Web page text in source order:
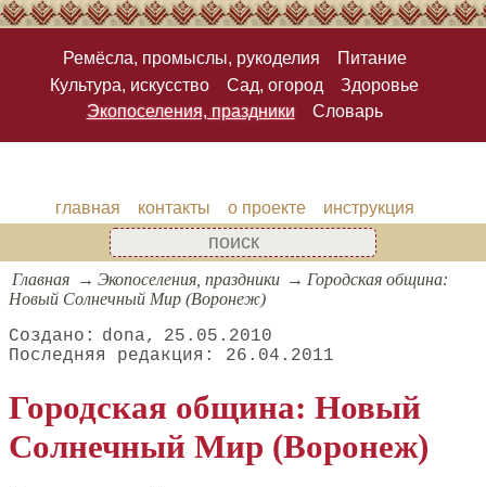
Ремёсла, промыслы, рукоделия
Питание
Культура, искусство
Сад, огород
Здоровье
Экопоселения, праздники
Словарь
главная контакты о проекте инструкция
Главная Экопоселения, праздники
Городская община:
Новый Солнечный Мир (Воронеж)
dona
25.05.2010
26.04.2011
Городская община: Новый
Солнечный Мир (Воронеж)